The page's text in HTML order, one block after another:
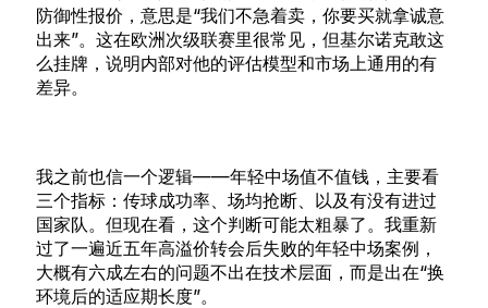
防御性报价，意思是“我们不急着卖，你要买就拿诚意
出来”。这在欧洲次级联赛里很常见，但基尔诺克敢这
么挂牌，说明内部对他的评估模型和市场上通用的有
差异。
我之前也信一个逻辑——年轻中场值不值钱，主要看
三个指标：传球成功率、场均抢断、以及有没有进过
国家队。但现在看，这个判断可能太粗暴了。我重新
过了一遍近五年高溢价转会后失败的年轻中场案例，
大概有六成左右的问题不出在技术层面，而是出在“换
环境后的适应期长度”。